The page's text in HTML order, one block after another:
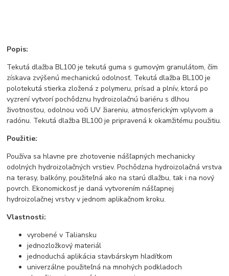
Popis:
Tekutá dlažba BL100 je tekutá guma s gumovým granulátom, čím
získava zvýšenú mechanickú odolnosť. Tekutá dlažba BL100 je
polotekutá stierka zložená z polymeru, prísad a plnív, ktorá po
vyzrení vytvorí pochôdznu hydroizolačnú bariéru s dlhou
životnosťou, odolnou voči UV žiareniu, atmosferickým vplyvom a
radónu. Tekutá dlažba BL100 je pripravená k okamžitému použitiu.
Použitie:
Používa sa hlavne pre zhotovenie nášľapných mechanicky
odolných hydroizolačných vrstiev. Pochôdzna hydroizolačná vrstva
na terasy, balkóny, použiteľná ako na starú dlažbu, tak i na nový
povrch. Ekonomickosť je daná vytvorením nášľapnej
hydroizolačnej vrstvy v jednom aplikačnom kroku.
Vlastnosti:
vyrobené v Taliansku
jednozložkový materiál
jednoduchá aplikácia stavbárskym hladítkom
univerzálne použiteľná na mnohých podkladoch